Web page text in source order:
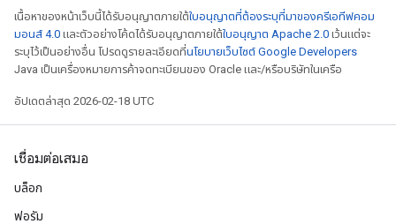
เนื้อหาของหน้าเว็บนี้ได้รับอนุญาตภายใต้ใบอนุญาตที่ต้องระบุที่มาของครีเอทีฟคอม
มอนส์ 4.0 และตัวอย่างโค้ดได้รับอนุญาตภายใต้ใบอนุญาต Apache 2.0 เว้นแต่จะ
ระบุไว้เป็นอย่างอื่น โปรดดูรายละเอียดที่นโยบายเว็บไซต์ Google Developers
Java เป็นเครื่องหมายการค้าจดทะเบียนของ Oracle และ/หรือบริษัทในเครือ
อัปเดตล่าสุด 2026-02-18 UTC
เชื่อมต่อเสมอ
บล็อก
ฟอรัม